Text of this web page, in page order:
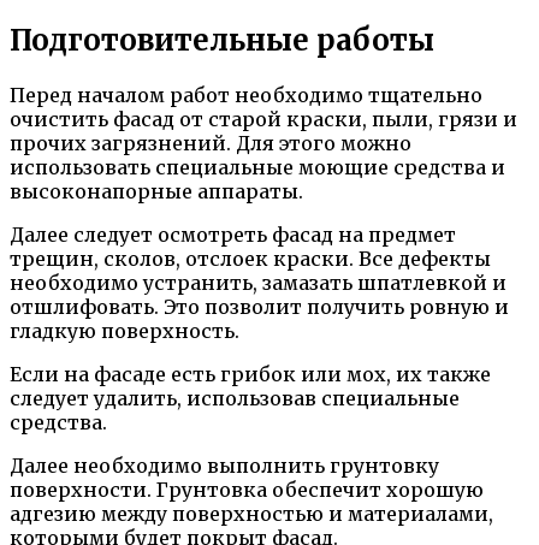
Подготовительные работы
Перед началом работ необходимо тщательно
очистить фасад от старой краски, пыли, грязи и
прочих загрязнений. Для этого можно
использовать специальные моющие средства и
высоконапорные аппараты.
Далее следует осмотреть фасад на предмет
трещин, сколов, отслоек краски. Все дефекты
необходимо устранить, замазать шпатлевкой и
отшлифовать. Это позволит получить ровную и
гладкую поверхность.
Если на фасаде есть грибок или мох, их также
следует удалить, использовав специальные
средства.
Далее необходимо выполнить грунтовку
поверхности. Грунтовка обеспечит хорошую
адгезию между поверхностью и материалами,
которыми будет покрыт фасад.